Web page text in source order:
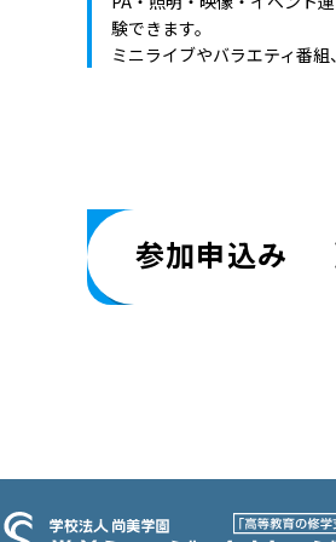
験できます。
ミニライブやバラエティ番
参加申込み